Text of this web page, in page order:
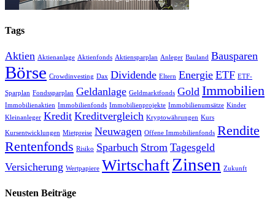
Tags
Aktien Aktienanlage Aktienfonds Aktiensparplan Anleger Bauland Bausparen
Börse Crowdinvesting Dax Dividende Eltern Energie ETF ETF-
Sparplan Fondssparplan Geldanlage Geldmarktfonds Gold Immobilien
Immobilienaktien Immobilienfonds Immobilienprojekte Immobilienumsätze Kinder
Kleinanleger Kredit Kreditvergleich Kryptowährungen Kurs
Kursentwicklungen Mietpreise Neuwagen Offene Immobilienfonds Rendite
Rentenfonds Risiko Sparbuch Strom Tagesgeld
Versicherung Wertpapiere WirtschaftZinsen Zukunft
Neusten Beiträge